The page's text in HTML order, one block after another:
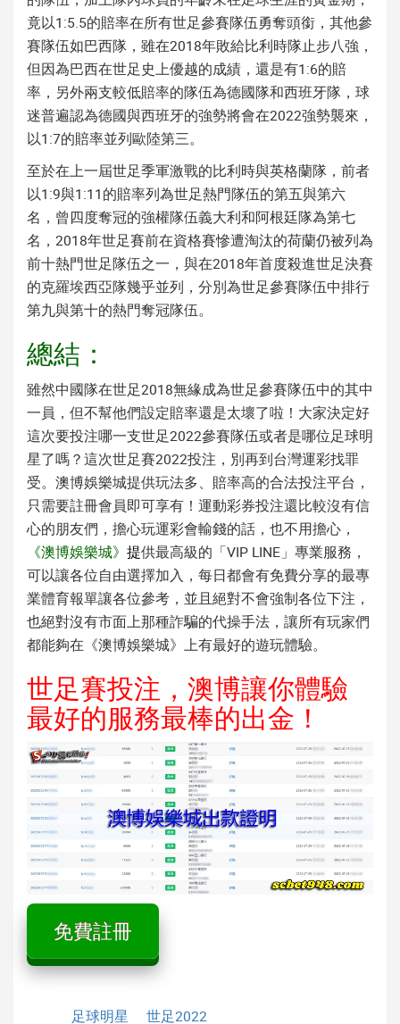
竟以1:5.5的賠率在所有世足參賽隊伍勇奪頭銜，其他參
賽隊伍如巴西隊，雖在2018年敗給比利時隊止步八強，
但因為巴西在世足史上優越的成績，還是有1:6的賠
率，另外兩支較低賠率的隊伍為德國隊和西班牙隊，球
迷普遍認為德國與西班牙的強勢將會在2022強勢襲來，
以1:7的賠率並列歐陸第三。
至於在上一屆世足季軍激戰的比利時與英格蘭隊，前者
以1:9與1:11的賠率列為世足熱門隊伍的第五與第六
名，曾四度奪冠的強權隊伍義大利和阿根廷隊為第七
名，2018年世足賽前在資格賽慘遭淘汰的荷蘭仍被列為
前十熱門世足隊伍之一，與在2018年首度殺進世足決賽
的克羅埃西亞隊幾乎並列，分別為世足參賽隊伍中排行
第九與第十的熱門奪冠隊伍。
總結：
雖然中國隊在世足2018無緣成為世足參賽隊伍中的其中
一員，但不幫他們設定賠率還是太壞了啦！大家決定好
這次要投注哪一支世足2022參賽隊伍或者是哪位足球明
星了嗎？這次世足賽2022投注，別再到台灣運彩找罪
受。澳博娛樂城提供玩法多、賠率高的合法投注平台，
只需要註冊會員即可享有！運動彩券投注還比較沒有信
心的朋友們，擔心玩運彩會輸錢的話，也不用擔心，
《澳博娛樂城》 提供最高級的「VIP LINE」專業服務，
可以讓各位自由選擇加入，每日都會有免費分享的最專
業體育報單讓各位參考，並且絕對不會強制各位下注，
也絕對沒有市面上那種詐騙的代操手法，讓所有玩家們
都能夠在《澳博娛樂城》上有最好的遊玩體驗。
世足賽投注，澳博讓你體驗
最好的服務最棒的出金！
免費註冊
足球明星 世足2022